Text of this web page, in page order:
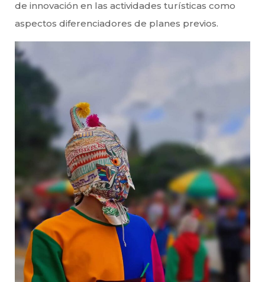
de innovación en las actividades turísticas como
aspectos diferenciadores de planes previos.